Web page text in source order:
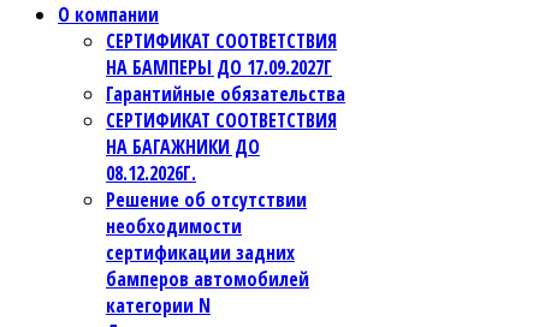
О компании
СЕРТИФИКАТ СООТВЕТСТВИЯ
НА БАМПЕРЫ ДО 17.09.2027Г
Гарантийные обязательства
СЕРТИФИКАТ СООТВЕТСТВИЯ
НА БАГАЖНИКИ ДО
08.12.2026Г.
Решение об отсутствии
необходимости
сертификации задних
бамперов автомобилей
категории N